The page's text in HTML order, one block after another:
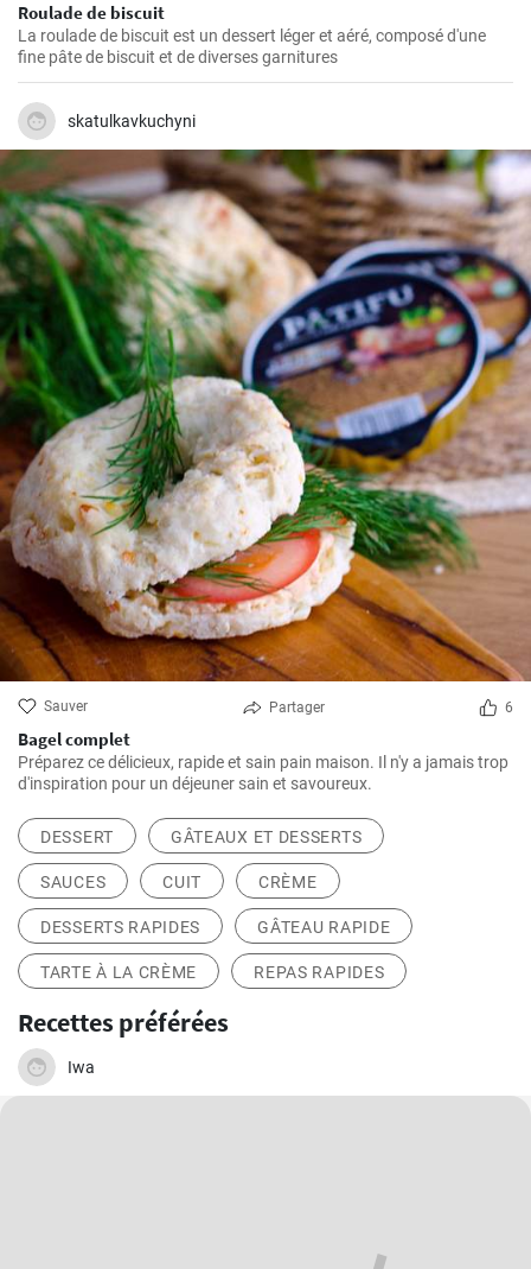
Roulade de biscuit
La roulade de biscuit est un dessert léger et aéré, composé d'une
fine pâte de biscuit et de diverses garnitures
skatulkavkuchyni
Sauver Partager 6
Bagel complet
Préparez ce délicieux, rapide et sain pain maison. Il n'y a jamais trop
d'inspiration pour un déjeuner sain et savoureux.
DESSERT GÂTEAUX ET DESSERTS
SAUCES CUIT CRÈME
DESSERTS RAPIDES GÂTEAU RAPIDE
TARTE À LA CRÈME REPAS RAPIDES
Recettes préférées
Iwa